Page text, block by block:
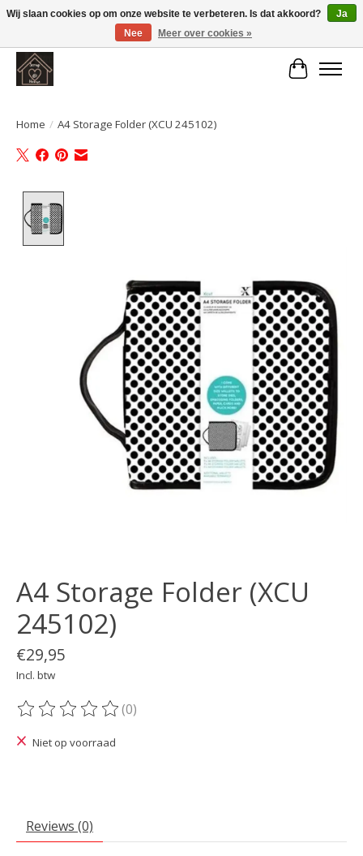
Large selection of products and fast shipping!
Home / A4 Storage Folder (XCU 245102)
A4 Storage Folder (XCU
245102)
€29,95
Incl. btw
De beoordeling van dit product is
(0)
Niet op voorraad
Reviews (0)
Wij slaan cookies op om onze website te verbeteren. Is dat akkoord?
Ja
Nee
Meer over cookies »